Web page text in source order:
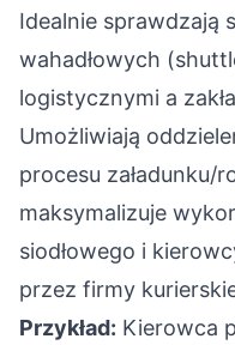
Idealnie sprawdzają
wahadłowych
logistycznymi a
Umożliwiają
procesu załadunku/
maksymalizuje
siodłowego i
przez firmy
Przykład: Kierowca